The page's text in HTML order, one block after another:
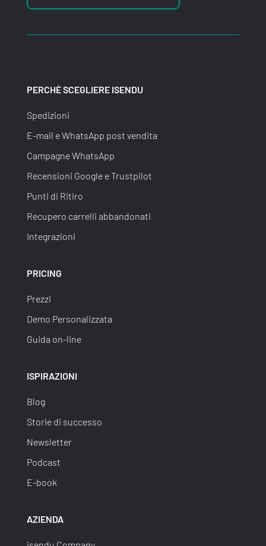
PERCHÈ SCEGLIERE ISENDU
Spedizioni
E-mail e WhatsApp post vendita
Campagne WhatsApp
Recensioni Google e Trustpilot
Punti di Ritiro
Recupero carrelli abbandonati
Integrazioni
PRICING
Prezzi
Demo Personalizzata
Guida on-line
ISPIRAZIONI
Blog
Storie di successo
Newsletter
Podcast
E-book
AZIENDA